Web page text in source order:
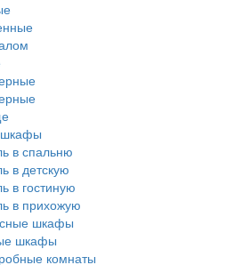
в спальню
в детскую
в гостиную
в прихожую
шкафы
шкафы
комнаты